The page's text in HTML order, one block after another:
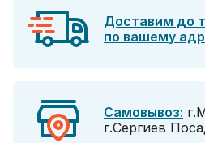
Доставим до
по вашему
Самовывоз:
г.Сергиев